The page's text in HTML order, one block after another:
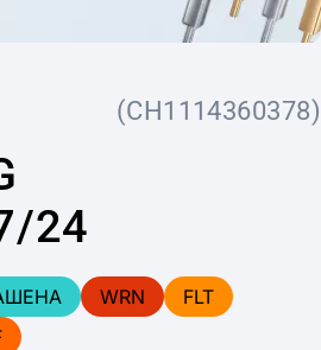
24
(CH1114360378)
WRN
FLT